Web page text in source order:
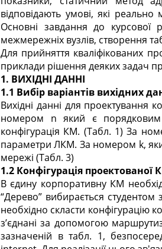
відповідають умові, які
Основні завдання до курсової
межмережніх вузлів, створення
Для прийняття кваліфікованих
приклади рішення деяких задач
1. ВИХІДНІ ДАННІ
1.1 Вибір варіантів вихідних
Вихідні данні для проектування
номером n який є порядковим
конфігурація КМ. (Табл. 1) За
параметри ЛКМ. За номером k,
мережі (Табл. 3)
1.2 Конфігурація проектованої
В єдину корпоративну КМ
“Дерево” вибирається
необхідно скласти конфігурацію
з’єднані за допомогою
зазначеній в табл. 1,